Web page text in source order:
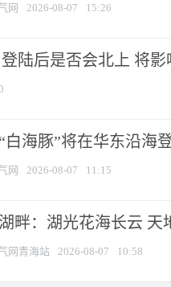
网 2026-08-07 15:26
陆后是否会北上 将影
白海豚”将在华东沿海
网 2026-08-07 11:15
畔：湖光花海长云 天
网青海站 2026-08-07 10:58